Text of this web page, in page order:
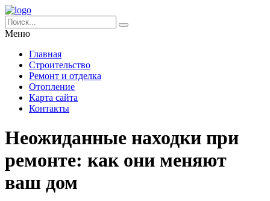
Меню
Главная
Строительство
Ремонт и отделка
Отопление
Карта сайта
Контакты
Неожиданные находки при
ремонте: как они меняют
ваш дом